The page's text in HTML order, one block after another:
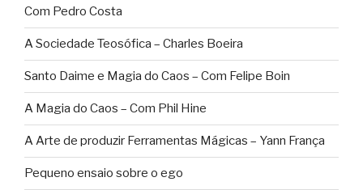
Com Pedro Costa
A Sociedade Teosófica – Charles Boeira
Santo Daime e Magia do Caos – Com Felipe Boin
A Magia do Caos – Com Phil Hine
A Arte de produzir Ferramentas Mágicas – Yann França
Pequeno ensaio sobre o ego